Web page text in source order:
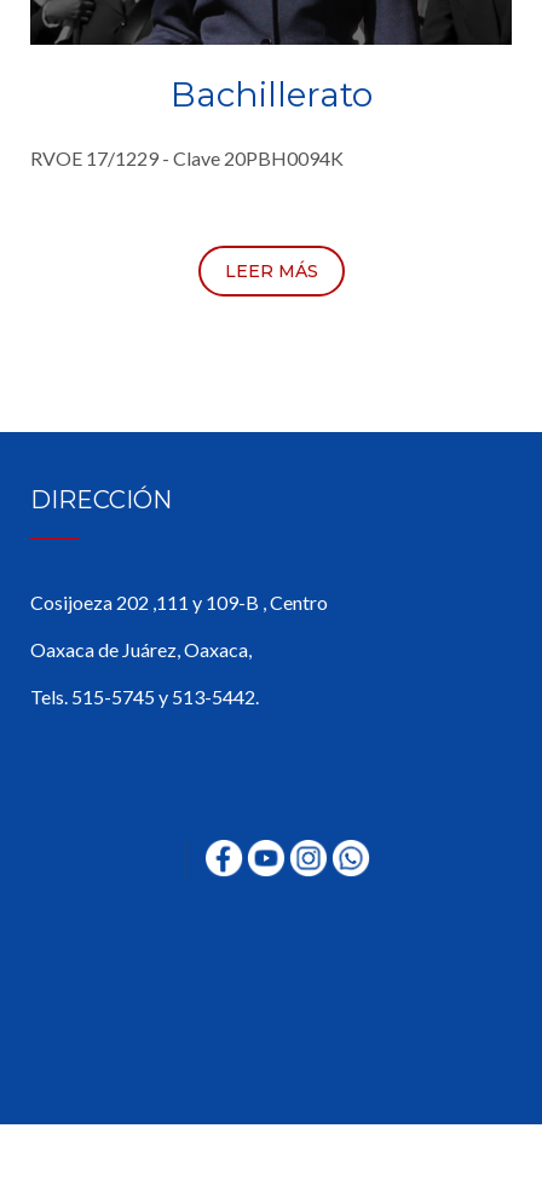
Bachillerato
RVOE 17/1229 - Clave 20PBH0094K
LEER MÁS
DIRECCIÓN
Cosijoeza 202 ,111 y 109-B , Centro
Oaxaca de Juárez, Oaxaca,
Tels. 515-5745 y 513-5442.